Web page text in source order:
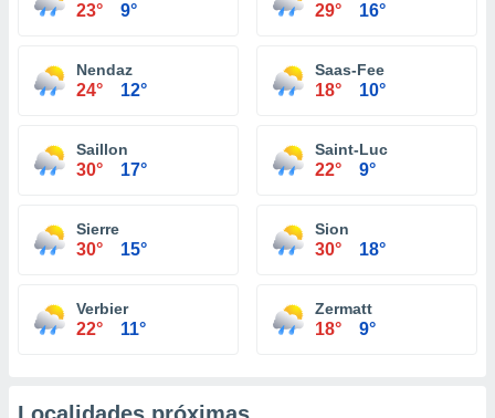
23° 9° 29° 16°
Nendaz
24° 12°
Saas-Fee
18° 10°
Saillon
30° 17°
Saint-Luc
22° 9°
Sierre
30° 15°
Sion
30° 18°
Verbier
22° 11°
Zermatt
18° 9°